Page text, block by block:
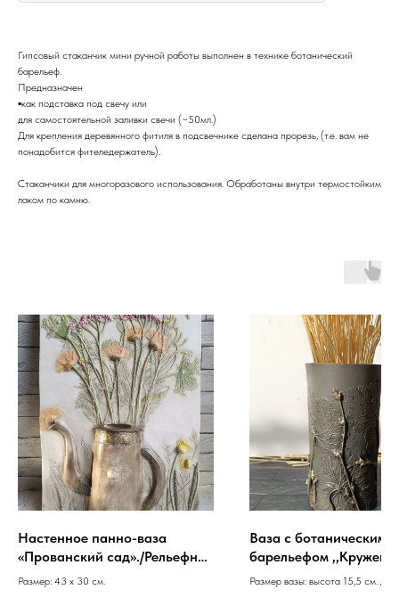
Гипсовый стаканчик мини ручной работы выполнен в технике ботанический
барельеф.
Предназначен
▪️как подставка под свечу или
для самостоятельной заливки свечи (~50мл.)
Для крепления деревянного фитиля в подсвечнике сделана прорезь, (т.е. вам не
понадобится фителедержатель).
Стаканчики для многоразового использования. Обработаны внутри термостойким
лаком по камню.
Настенное панно-ваза
«Прованский сад»./Рельефная
композиция. (595,0)
Размер: 43 x 30 см.
Ваза с ботаническим
барельефом
листья". (290,0 б.р)
Размер вазы: высота 15,5 см.